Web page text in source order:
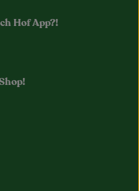
Hof App?!
www.demeter.de/